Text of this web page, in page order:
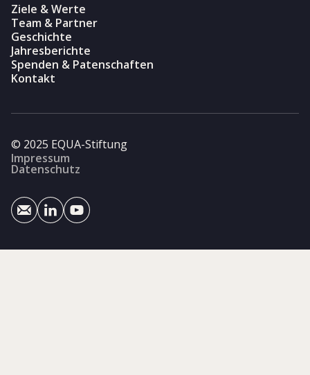
Ziele & Werte
Team & Partner
Geschichte
Jahresberichte
Spenden & Patenschaften
Kontakt
© 2025 EQUA-Stiftung
Impressum
Datenschutz